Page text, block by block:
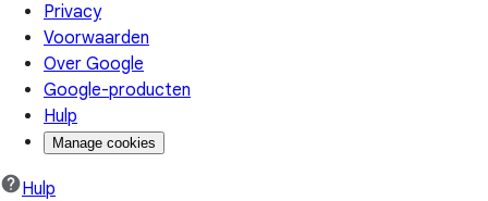
Privacy
Voorwaarden
Over Google
Google-producten
Hulp
Manage cookies
Hulp